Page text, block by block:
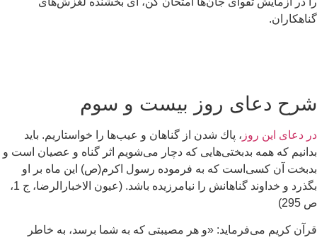
دعای روز بیست و سوم
دعای اين روز، پاك شدن از گناهان و عيب‌ها را خواستاريم. بايد
که همه بدبختی‌هايی كه دچار می‌شويم اثر گناه و عصيان است و
آن کسی‌است كه به فرموده رسول اكرم(ص) اين ماه بر او
بگذرد و خداوند گناهانش را نيامرزيده باشد. (عيون الاخبارالرضا، ج 1،
كريم می‌فرمايد: «و هر مصيبتی كه به شما برسد، به خاطر